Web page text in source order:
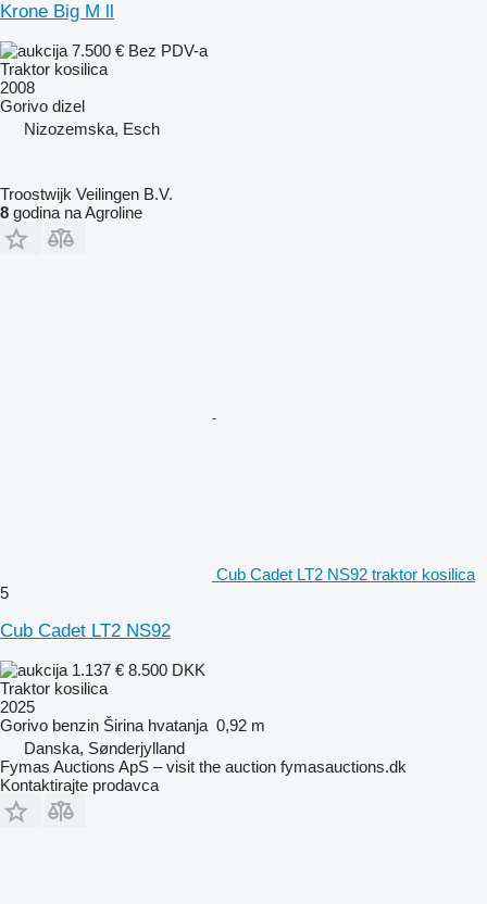
Krone Big M ll
7.500 € Bez PDV-a
Traktor kosilica
2008
Gorivo dizel
Nizozemska, Esch
Troostwijk Veilingen B.V.
8 godina na Agroline
Cub Cadet LT2 NS92 traktor kosilica
5
Cub Cadet LT2 NS92
1.137 € 8.500 DKK
Traktor kosilica
2025
Gorivo benzin Širina hvatanja 0,92 m
Danska, Sønderjylland
Fymas Auctions ApS – visit the auction fymasauctions.dk
Kontaktirajte prodavca